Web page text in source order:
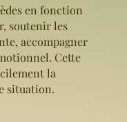
en fonction
soutenir les
accompagner
Cette
la
situation.